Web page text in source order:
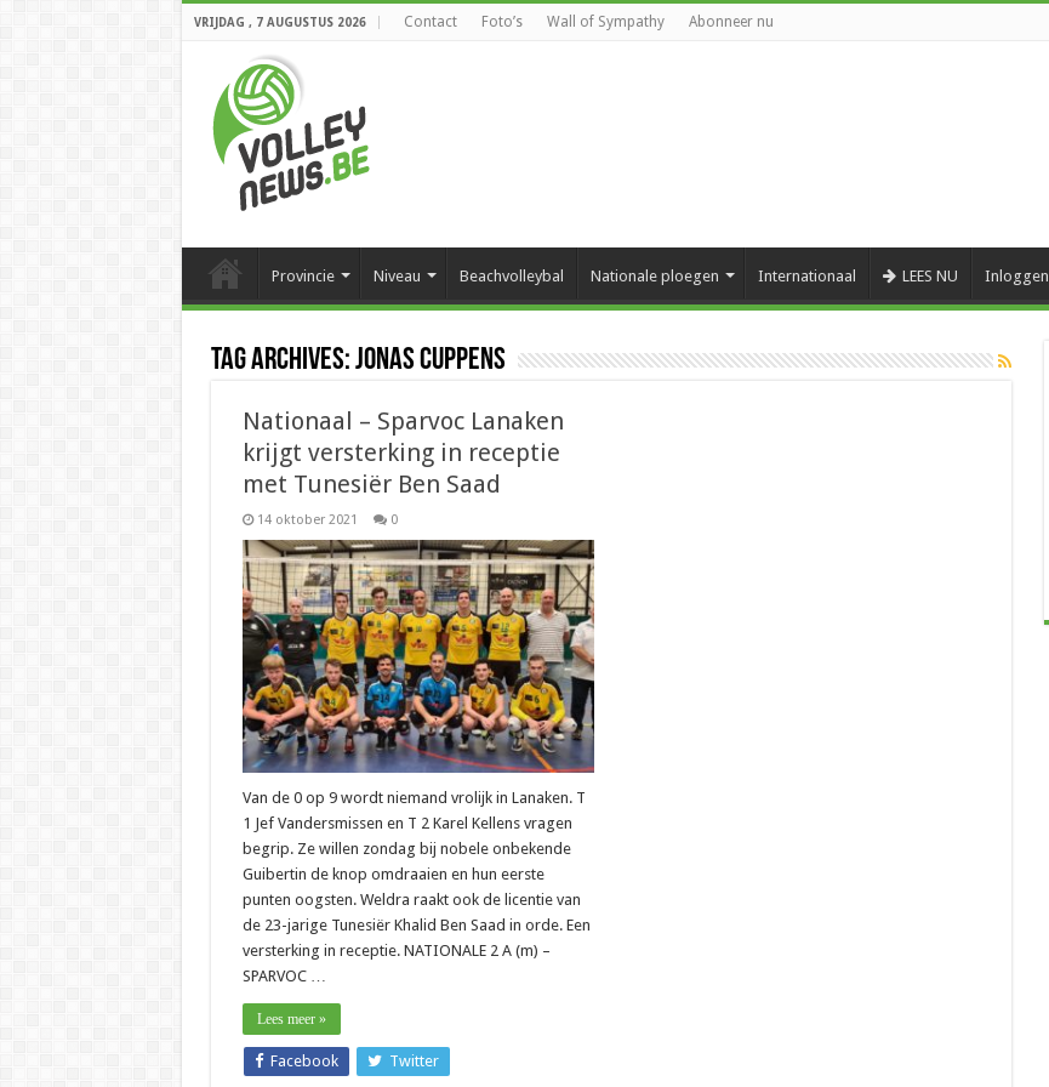
VRIJDAG , 7 AUGUSTUS 2026 Contact Foto’s Wall of Sympathy Abonneer nu
Provincie Niveau Beachvolleybal Nationale ploegen Internationaal LEES NU Inloggen
Tag Archives:Jonas Cuppens
Nationaal – Sparvoc Lanaken
krijgt versterking in receptie
met Tunesiër Ben Saad
14 oktober 2021 0
Van de 0 op 9 wordt niemand vrolijk in Lanaken. T
1 Jef Vandersmissen en T 2 Karel Kellens vragen
begrip. Ze willen zondag bij nobele onbekende
Guibertin de knop omdraaien en hun eerste
punten oogsten. Weldra raakt ook de licentie van
de 23-jarige Tunesiër Khalid Ben Saad in orde. Een
versterking in receptie. NATIONALE 2 A (m) –
SPARVOC …
Lees meer »
Facebook Twitter